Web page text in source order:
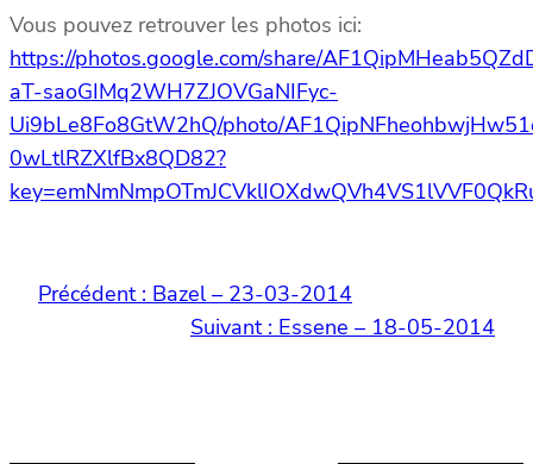
Vous pouvez retrouver les photos ici:
https://photos.google.com/share/
aT-saoGIMq2WH7ZJOVGaNIFyc-
Ui9bLe8Fo8GtW2hQ/photo/
0wLtlRZXlfBx8QD82?
Précédent : Bazel – 23-03-2014
Suivant : Essene – 18-05-2014